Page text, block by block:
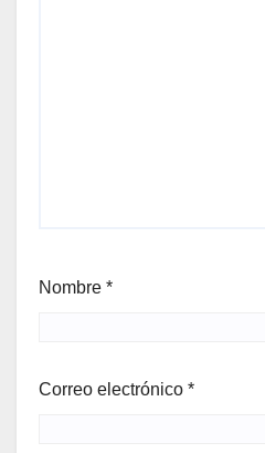
Nombre *
Correo electrónico *